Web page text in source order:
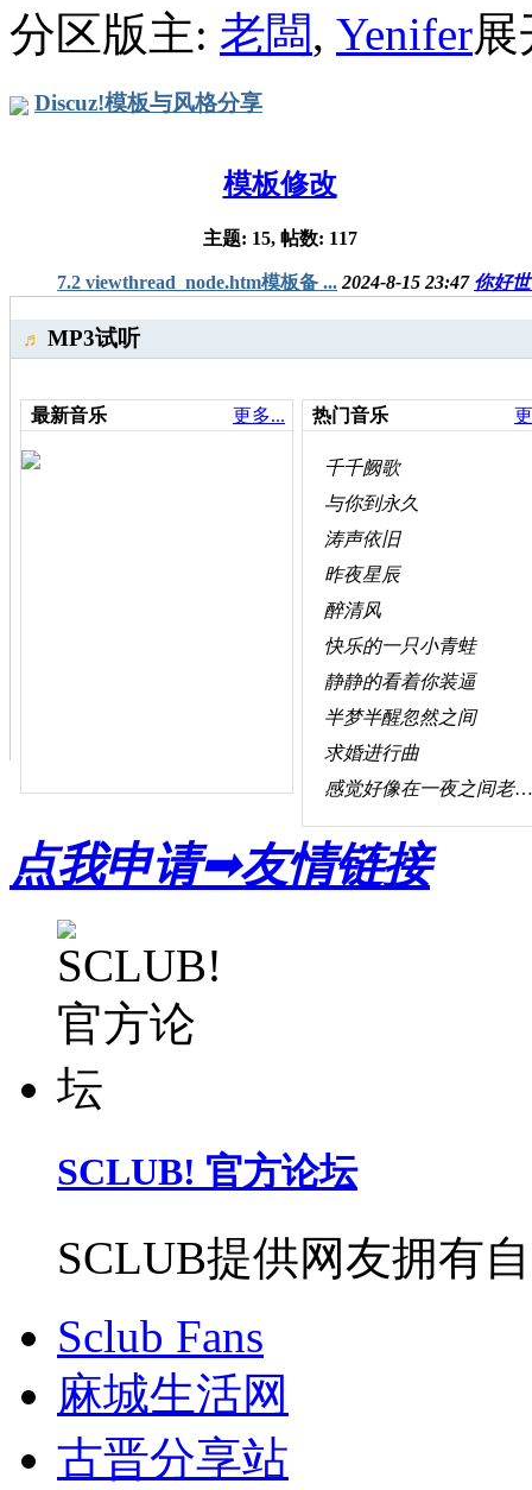
分区版主: 老闆, Yenifer
Discuz!模板与风格分享
模板修改
主题: 15, 帖数: 117
7.2 viewthread_node.htm模板备 ... 2024-8-15 23:47 你好
♬ MP3试听
最新音乐 更多... 热门音乐
千千阙歌
与你到永久
涛声依旧
昨夜星辰
醉清风
快乐的一只小青蛙
静静的看着你装逼
半梦半醒忽然之间
求婚进行曲
感觉好像在一夜之间老了好几十岁
点我申请➟友情链接
SCLUB! 官方论坛
SCLUB提供网友拥有
Sclub Fans
麻城生活网
古晋分享站